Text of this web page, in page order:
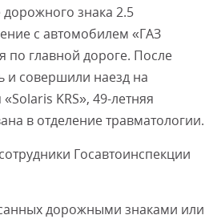
знака 2.5
с автомобилем «ГАЗ
по главной дороге. После
и совершили наезд на
KRS», 49-летняя
в отделение травматологии.
Госавтоинспекции
дорожными знаками или